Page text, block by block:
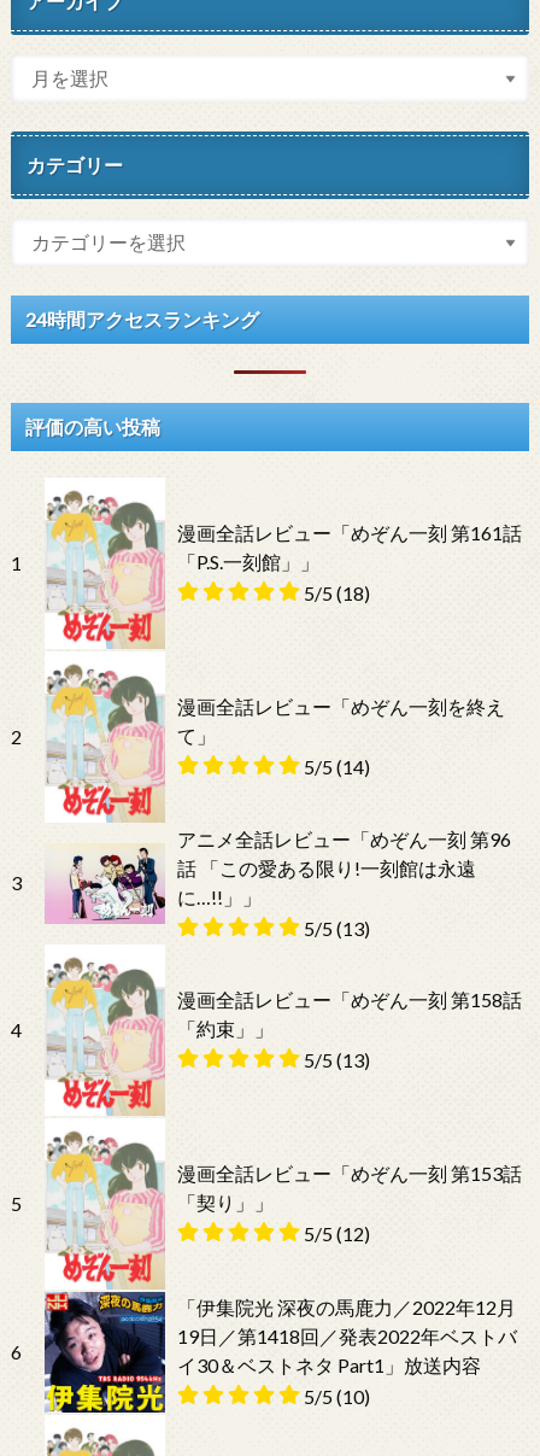
カテゴリー
24時間アクセスランキング
評価の高い投稿
1
漫画全話レビュー「めぞん一刻 第161話
「P.S.一刻館」」
5/5(18)
2
漫画全話レビュー「めぞん一刻を終え
て」
5/5(14)
3
アニメ全話レビュー「めぞん一刻 第96
話 「この愛ある限り!一刻館は永遠
に…!!」」
5/5(13)
4
漫画全話レビュー「めぞん一刻 第158話
「約束」」
5/5(13)
5
漫画全話レビュー「めぞん一刻 第153話
「契り」」
5/5(12)
6
「伊集院光 深夜の馬鹿力／2022年12月
19日／第1418回／発表2022年ベストバ
イ30＆ベストネタ Part1」放送内容
5/5(10)